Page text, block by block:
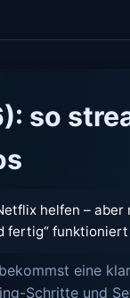
so
helfen –
fertig“
eine
Schritte und